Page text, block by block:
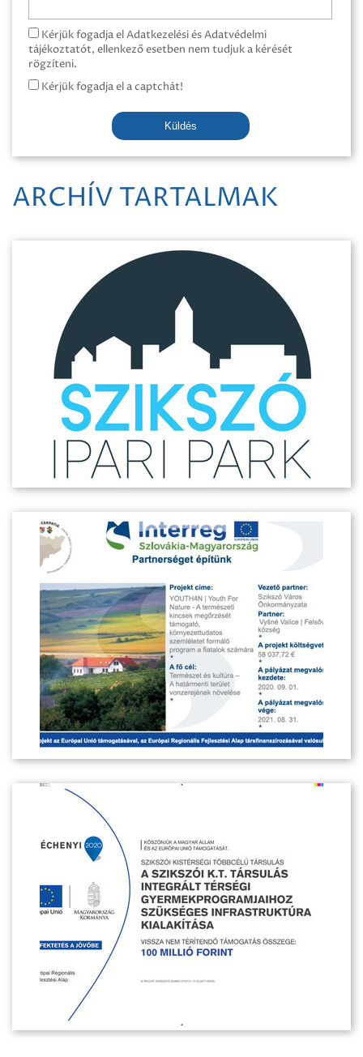
Kérjük fogadja el Adatkezelési és Adatvédelmi
tájékoztatót, ellenkező esetben nem tudjuk a kérését
rögzíteni.
Kérjük fogadja el a captchát!
Küldés
ARCHÍV TARTALMAK